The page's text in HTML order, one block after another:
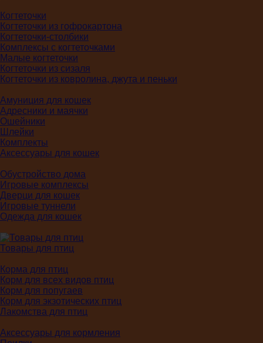
Когтеточки
Когтеточки из гофрокартона
Когтеточки-столбики
Комплексы с когтеточками
Малые когтеточки
Когтеточки из сизаля
Когтеточки из ковролина, джута и пеньки
Амуниция для кошек
Адресники и маячки
Ошейники
Шлейки
Комплекты
Аксессуары для кошек
Обустройство дома
Игровые комплексы
Дверци для кошек
Игровые туннели
Одежда для кошек
Товары для птиц
Корма для птиц
Корм для всех видов птиц
Корм для попугаев
Корм для экзотических птиц
Лакомства для птиц
Аксессуары для кормления